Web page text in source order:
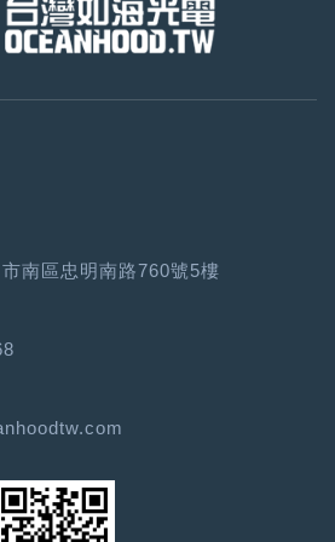
南區忠明南路760號5樓